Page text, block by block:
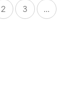
2 3 ...